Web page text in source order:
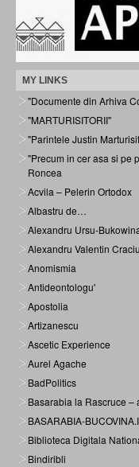
MY LINKS
"Documente din Arhiva
"MARTURISITORII"
"Parintele Justin
"Precum in cer asa si pe
Roncea
Acvila – Pelerin Ortodox
Albastru de…
Alexandru Ursu-
Alexandru Valentin
Anomismia
Antideontologu'
Apostolia
Artizanescu
Ascetic Experience
Aurel Agache
BadPolitics
Basarabia la Rascruce –
BASARABIA-
Biblioteca Digitala
Bindiribli